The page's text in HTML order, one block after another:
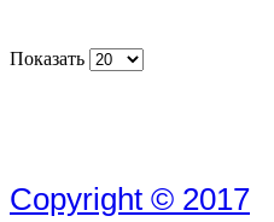
Показать
Copyright © 2017